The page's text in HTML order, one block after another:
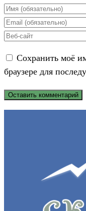
Enter
your
name
username
to
comment
Enter
your
address
to
comment
Enter
website
URL
(optional)
Сохранить моё
браузере для